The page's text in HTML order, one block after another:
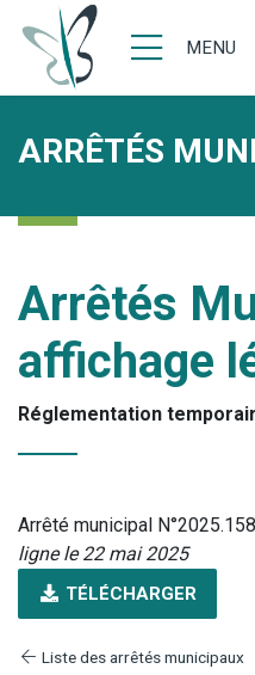
MENU
ARRÊTÉS
Arrêtés
affichage
Réglementation
Arrêté municipal
ligne le 22 mai 2025
TÉLÉCHARGER
Liste des arrêtés municipaux